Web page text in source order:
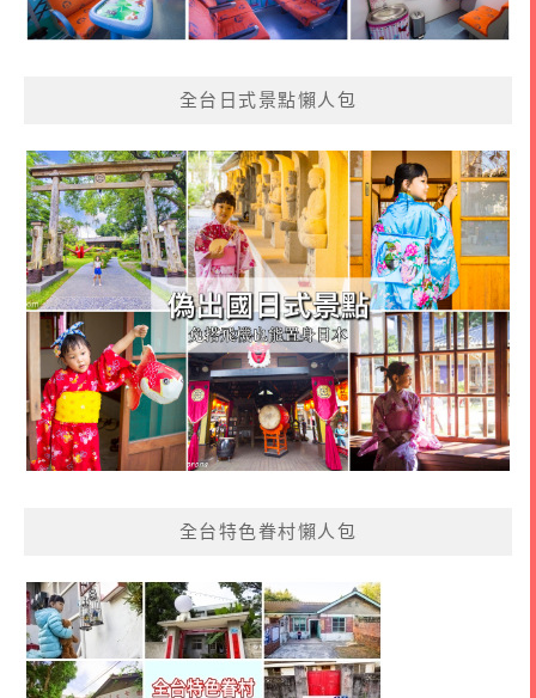
全台日式景點懶人包
全台特色眷村懶人包